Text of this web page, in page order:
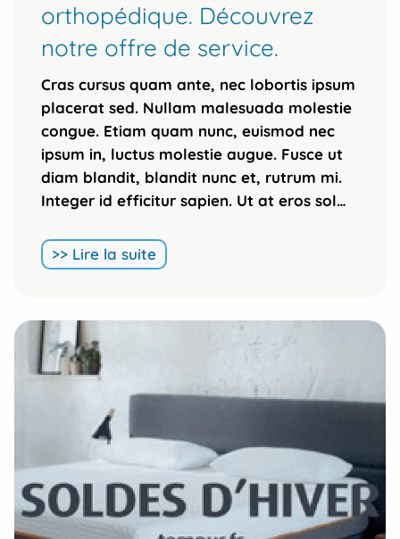
orthopédique. Découvrez
notre offre de service.
Cras cursus quam ante, nec lobortis ipsum
placerat sed. Nullam malesuada molestie
congue. Etiam quam nunc, euismod nec
ipsum in, luctus molestie augue. Fusce ut
diam blandit, blandit nunc et, rutrum mi.
Integer id efficitur sapien. Ut at eros sol…
>> Lire la suite